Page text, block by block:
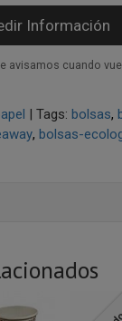
Información
avisamos cuando
| Tags: bolsas
bolsas-